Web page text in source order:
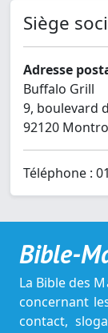
Siège
Adresse
Buffalo Grill
9, boulevard
92120
Téléphone :
Bible-
La Bible des
concernant
contact,